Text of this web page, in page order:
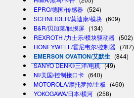
EPRO/德国/传感器 (524)
SCHNEIDER/莫迪康/模块 (609)
B&R/贝加莱/触摸屏 (134)
REXROTH /力士乐/模块驱动器 (502)
HONEYWELL/霍尼韦尔/控制器 (787)
EMERSON OVATION/艾默生 (844)
SANYO DENKI/三洋/电机 (49)
NI/美国/控制接口卡 (640)
MOTOROLA/摩托罗拉/主板 (460)
YOKOGAWA/日本/横河 (258)